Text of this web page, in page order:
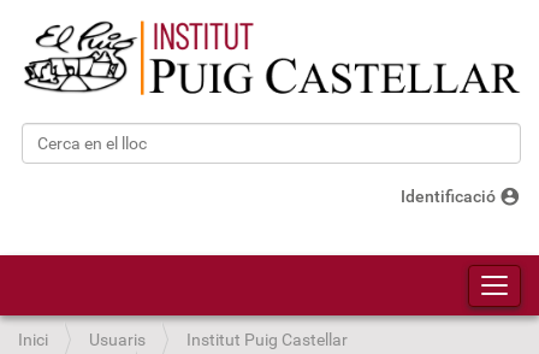
Cerca
Identificació account_circle
Inici Usuaris
Institut Puig Castellar